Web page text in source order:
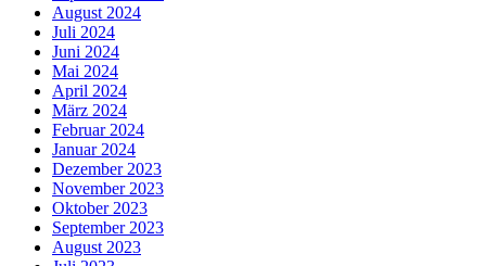
August 2024
Juli 2024
Juni 2024
Mai 2024
April 2024
März 2024
Februar 2024
Januar 2024
Dezember 2023
November 2023
Oktober 2023
September 2023
August 2023